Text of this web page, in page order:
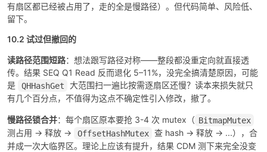
有扇区都已经被占用了，走的全是慢路径）。但代码简单、风险低、
留下。
10.2 试过但撤回的
读路径范围短路：想法跟写路径对称——整段都没重定向就直接透
传。结果 SEQ Q1 Read 反而退化 5–11%，没完全搞清楚原因，可能
是
QHHashGet
大范围扫一遍比按需逐扇区还慢？读本来损失就只
有几个百分点，不值得为这点不确定性引入修改，撤了。
慢路径锁合并：每个扇区原本要抢 3-4 次 mutex（ BitmapMutex
测占用 → 释放 → OffsetHashMutex 查 hash → 释放 → ...），合
并成一次大临界区。理论上应该有提升，结果 CDM 测下来完全没变